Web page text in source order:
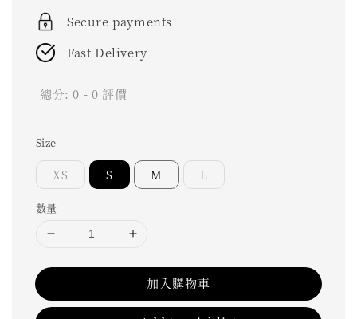
Secure payments
Fast Delivery
總分:0 - 0 評價
Size
XS S M L
數量
加入購物車